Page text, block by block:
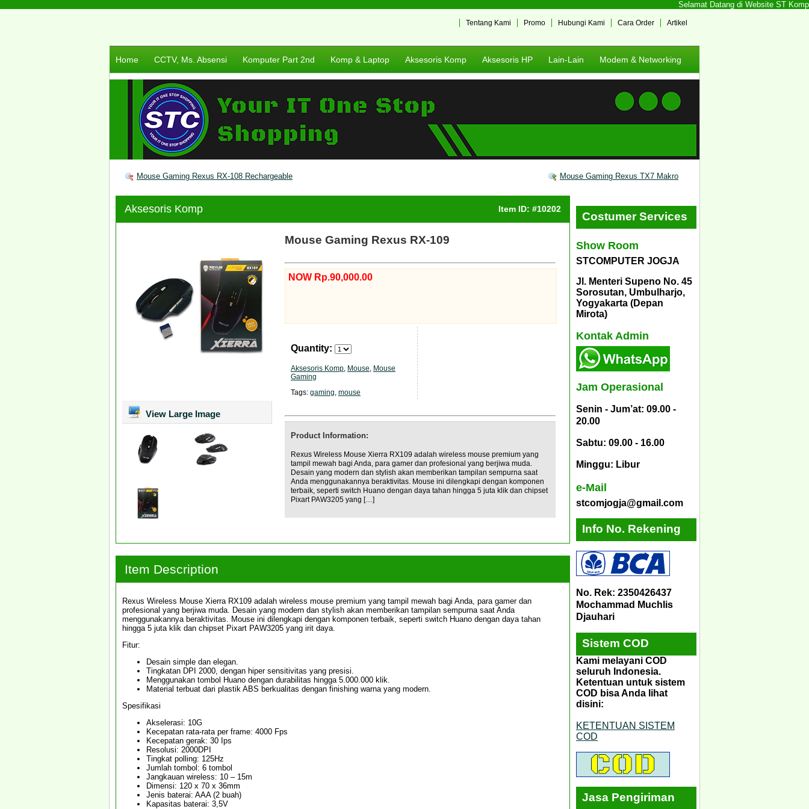
Selamat Datang di Website ST
Artikel
Cara Order
Hubungi Kami
Promo
Tentang Kami
Home CCTV, Ms. Absensi Komputer Part 2nd Komp & Laptop Aksesoris Komp Aksesoris HP Lain-Lain Modem & Networking
Mouse Gaming Rexus RX-108 Rechargeable Mouse Gaming Rexus TX7 Makro
Aksesoris Komp Item ID: #10202
View Large Image
Mouse Gaming Rexus RX-109
NOW Rp.90,000.00
Quantity:
Aksesoris Komp, Mouse, Mouse
Gaming
Tags: gaming, mouse
Product Information:
Rexus Wireless Mouse Xierra RX109 adalah wireless mouse premium yang
tampil mewah bagi Anda, para gamer dan profesional yang berjiwa muda.
Desain yang modern dan stylish akan memberikan tampilan sempurna saat
Anda menggunakannya beraktivitas. Mouse ini dilengkapi dengan komponen
terbaik, seperti switch Huano dengan daya tahan hingga 5 juta klik dan chipset
Pixart PAW3205 yang […]
Item Description
Rexus Wireless Mouse Xierra RX109 adalah wireless mouse premium yang tampil mewah bagi Anda, para gamer dan
profesional yang berjiwa muda. Desain yang modern dan stylish akan memberikan tampilan sempurna saat Anda
menggunakannya beraktivitas. Mouse ini dilengkapi dengan komponen terbaik, seperti switch Huano dengan daya tahan
hingga 5 juta klik dan chipset Pixart PAW3205 yang irit daya.
Fitur:
Desain simple dan elegan.
Tingkatan DPI 2000, dengan hiper sensitivitas yang presisi.
Menggunakan tombol Huano dengan durabilitas hingga 5.000.000 klik.
Material terbuat dari plastik ABS berkualitas dengan finishing warna yang modern.
Spesifikasi
Akselerasi: 10G
Kecepatan rata-rata per frame: 4000 Fps
Kecepatan gerak: 30 Ips
Resolusi: 2000DPI
Tingkat polling: 125Hz
Jumlah tombol: 6 tombol
Jangkauan wireless: 10 – 15m
Dimensi: 120 x 70 x 36mm
Jenis baterai: AAA (2 buah)
Kapasitas baterai: 3,5V
Costumer Services
Show Room
STCOMPUTER JOGJA
Jl. Menteri Supeno No. 45
Sorosutan, Umbulharjo,
Yogyakarta (Depan
Mirota)
Kontak Admin
Jam Operasional
Senin - Jum’at: 09.00 -
20.00
Sabtu: 09.00 - 16.00
Minggu: Libur
e-Mail
stcomjogja@gmail.com
Info No. Rekening
No. Rek: 2350426437
Mochammad Muchlis
Djauhari
Sistem COD
Kami melayani COD
seluruh Indonesia.
Ketentuan untuk sistem
COD bisa Anda lihat
disini:
KETENTUAN SISTEM
COD
Jasa Pengiriman